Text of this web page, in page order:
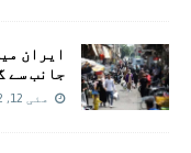
ایران
جانب سے
مئی 12, 2022